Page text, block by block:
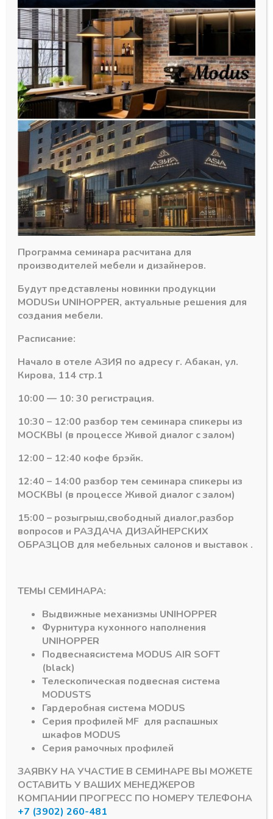
Горизонтальны нижний профиль
223 ЧЕРНЫЙ БРАШ RAUM (163)
5,8м
874,45₽
В наличии
-
товара
Горизонтальны
нижний
223
ЧЕРНЫЙ
БРАШ
RAUM
(163)
+ В корзину
Похожие товары
Ручка
профиль 163
ЧЕРНЫЙ БРАШ
RAUM 5,4м
В наличии
3986,86₽
Артикул:
ЧЕРНЫЙ БРАШ 5,8м
В наличии
Подпишитесь на рассылку акций
Программа семинара расчитана для
производителей мебели и дизайнеров.
Будут представлены новинки продукции
MODUSи UNIHOPPER, актуальные решения для
создания мебели.
Расписание:
Начало в отеле АЗИЯ по адресу г. Абакан, ул.
Кирова, 114 стр.1
10:00 — 10: 30 регистрация.
10:30 – 12:00 разбор тем семинара спикеры из
МОСКВЫ (в процессе Живой диалог с залом)
12:00 – 12:40 кофе брэйк.
12:40 – 14:00 разбор тем семинара спикеры из
МОСКВЫ (в процессе Живой диалог с залом)
15:00 – розыгрыш,свободный диалог,разбор
вопросов и РАЗДАЧА ДИЗАЙНЕРСКИХ
ОБРАЗЦОВ для мебельных салонов и выставок .
ТЕМЫ СЕМИНАРА:
Выдвижные механизмы UNIHOPPER
Фурнитура кухонного наполнения
UNIHOPPER
Подвеснаясистема MODUS AIR SOFT
(black)
Телескопическая подвесная система
MODUSTS
Гардеробная система MODUS
Серия профилей MF для распашных
шкафов MODUS
Серия рамочных профилей
ЗАЯВКУ НА УЧАСТИЕ В СЕМИНАРЕ ВЫ МОЖЕТЕ
ОСТАВИТЬ У ВАШИХ МЕНЕДЖЕРОВ
КОМПАНИИ ПРОГРЕСС ПО НОМЕРУ ТЕЛЕФОНА
+7 (3902) 260-481